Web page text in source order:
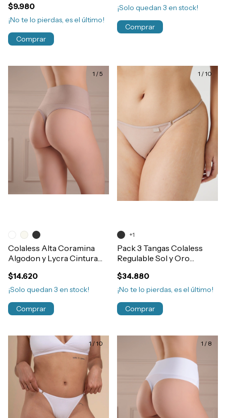
$9.980
¡No te lo pierdas, es el último!
Comprar
¡Solo quedan 3 en stock!
Comprar
1 /5
Colaless Alta Coramina
Algodon y Lycra Cintura
$14.620
¡Solo quedan 3 en stock!
Comprar
1 /10
Pack 3 Tangas Colaless
Regulable Sol y Oro
$34.880
¡No te lo pierdas, es el último!
+1
Comprar
1/10 1 / 8